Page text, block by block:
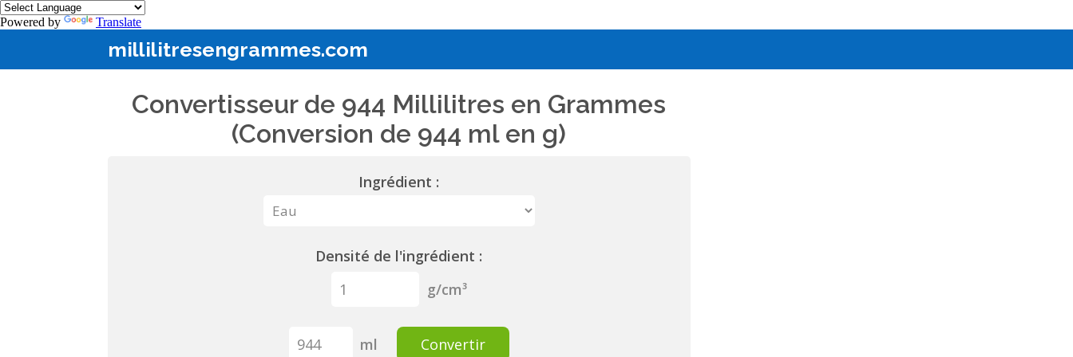
Powered by Translate
millilitresengrammes.com
Convertisseur de 944 Millilitres en Grammes
(Conversion de 944 ml en g)
Ingrédient :
Densité de l'ingrédient :
g/cm³
ml Convertir